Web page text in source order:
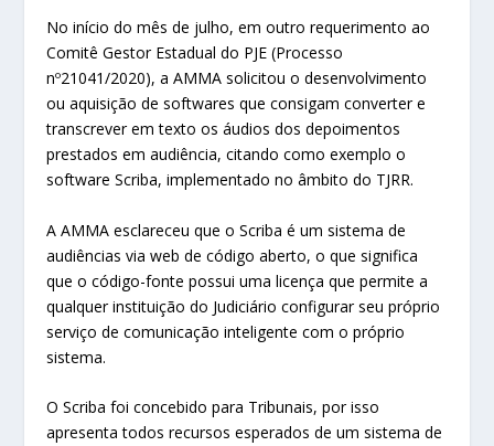
No início do mês de julho, em outro requerimento ao
Comitê Gestor Estadual do PJE (Processo
nº21041/2020), a AMMA solicitou o desenvolvimento
ou aquisição de softwares que consigam converter e
transcrever em texto os áudios dos depoimentos
prestados em audiência, citando como exemplo o
software Scriba, implementado no âmbito do TJRR.
A AMMA esclareceu que o Scriba é um sistema de
audiências via web de código aberto, o que significa
que o código-fonte possui uma licença que permite a
qualquer instituição do Judiciário configurar seu próprio
serviço de comunicação inteligente com o próprio
sistema.
O Scriba foi concebido para Tribunais, por isso
apresenta todos recursos esperados de um sistema de